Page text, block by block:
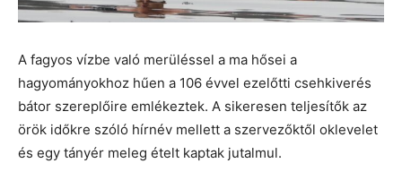
A fagyos vízbe való merüléssel a ma hősei a
hagyományokhoz hűen a 106 évvel ezelőtti csehkiverés
bátor szereplőire emlékeztek. A sikeresen teljesítők az
örök időkre szóló hírnév mellett a szervezőktől oklevelet
és egy tányér meleg ételt kaptak jutalmul.